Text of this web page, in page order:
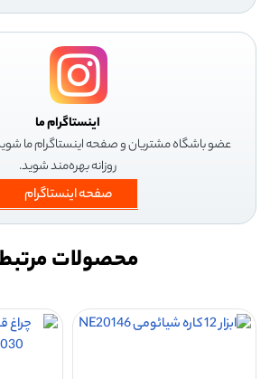
اینستاگرام ما
عضو باشگاه مشتریان و صفحه اینستاگرام ما
روزانه بهره‌مند شوید.
صفحه اینستاگرام
محصولات